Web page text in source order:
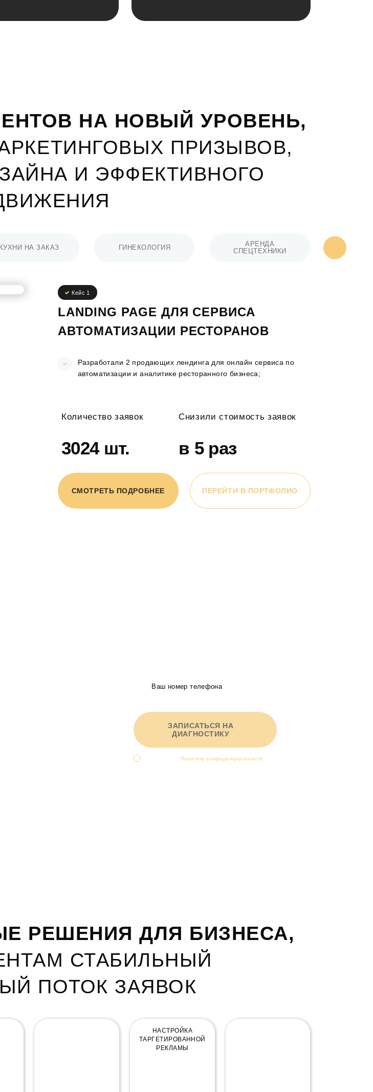
НА НОВЫЙ УРОВЕНЬ,
ПРИЗЫВОВ,
И ЭФФЕКТИВНОГО
КУХНИ НА ЗАКАЗ ГИНЕКОЛОГИЯ
АРЕНДА
СПЕЦТЕХНИКИ
Кейс 1
LANDING PAGE ДЛЯ СЕРВИСА
АВТОМАТИЗАЦИИ РЕСТОРАНОВ
Разработали 2 продающих лендинга для онлайн сервиса по
автоматизации и аналитике ресторанного бизнеса;
Количество заявок
3024 шт.
Снизили стоимость заявок
в 5 раз
СМОТРЕТЬ ПОДРОБНЕЕ ПЕРЕЙТИ В ПОРТФОЛИО
ЗАПИСАТЬСЯ НА
ДИАГНОСТИКУ
Политику конфиденциальности
РЕШЕНИЯ ДЛЯ БИЗНЕСА,
СТАБИЛЬНЫЙ
ПОТОК ЗАЯВОК
НАСТРОЙКА
ТАРГЕТИРОВАННОЙ
РЕКЛАМЫ